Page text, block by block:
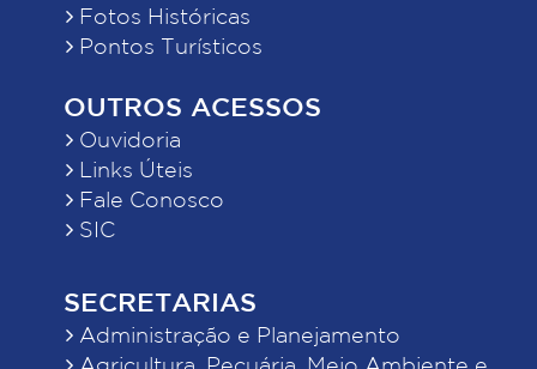
Fotos Históricas
Pontos Turísticos
OUTROS ACESSOS
Ouvidoria
Links Úteis
Fale Conosco
SIC
SECRETARIAS
Administração e Planejamento